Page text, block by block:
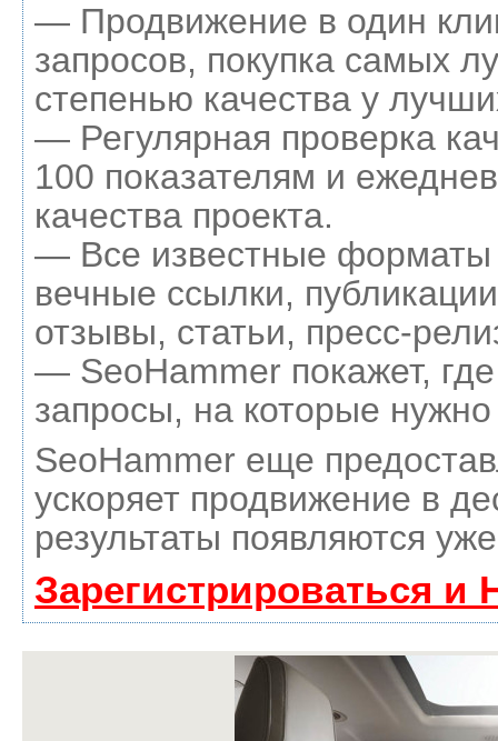
— Продвижение в один
запросов, покупка самых
степенью качества у
— Регулярная проверка
100 показателям и
качества проекта.
— Все известные форматы
вечные ссылки,
отзывы, статьи, пресс-
— SeoHammer покажет,
запросы, на которые
SeoHammer еще
ускоряет продвижение в
результаты появляются
Зарегистрироваться и